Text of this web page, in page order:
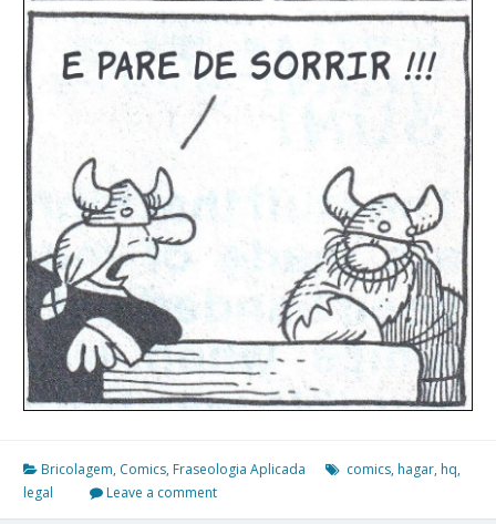
Bricolagem, Comics, Fraseologia Aplicada comics, hagar, hq,
legal
Leave a comment